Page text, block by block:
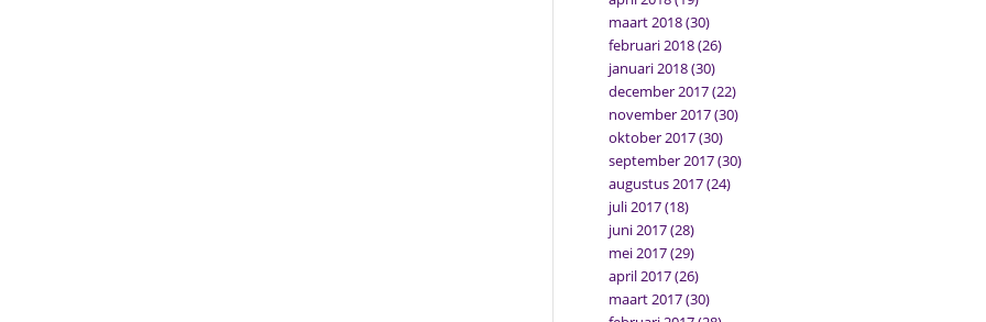
maart 2018(30)
februari 2018(26)
januari 2018(30)
december 2017(22)
november 2017(30)
oktober 2017(30)
september 2017(30)
augustus 2017(24)
juli 2017(18)
juni 2017(28)
mei 2017(29)
april 2017(26)
maart 2017(30)